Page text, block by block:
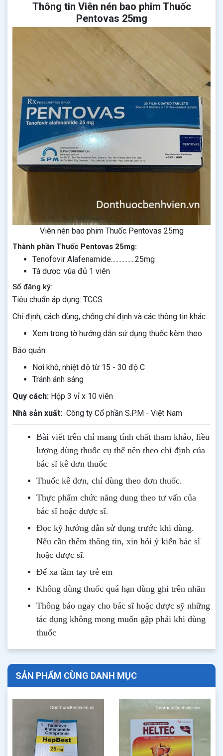
Thông tin Viên nén bao phim Thuốc
Pentovas 25mg
Viên nén bao phim Thuốc Pentovas 25mg
Thành phần Thuốc Pentovas 25mg:
Tenofovir Alafenamide................25mg
Tá dược: vùa đủ 1 viên
Số đăng ký:
Tiêu chuẩn áp dụng: TCCS
Chỉ định, cách dùng, chống chỉ định và các thông tin khác:
Xem trong tờ hướng dẫn sử dụng thuốc kèm theo
Bảo quản:
Nơi khô, nhiệt độ từ 15 - 30 độ C
Tránh ánh sáng
Quy cách: Hộp 3 vỉ x 10 viên
Nhà sản xuất: Công ty Cổ phần S.P.M - Việt Nam
Bài viết trên chỉ mang tính chất tham khảo, liều
lượng dùng thuốc cụ thể nên theo chỉ định của
bác sĩ kê đơn thuốc
Thuốc kê đơn, chỉ dùng theo đơn thuốc.
Thực phẩm chức năng dung theo tư vấn của
bác sĩ hoặc dược sĩ.
Đọc kỹ hướng dẫn sử dụng trước khi dùng.
Nếu cần thêm thông tin, xin hỏi ý kiến bác sĩ
hoặc dược sĩ.
Để xa tầm tay trẻ em
Không dùng thuốc quá hạn dùng ghi trên nhãn
Thông báo ngay cho bác sĩ hoặc dược sỹ những
tác dụng không mong muốn gặp phải khi dùng
thuốc
SẢN PHẨM CÙNG DANH MỤC